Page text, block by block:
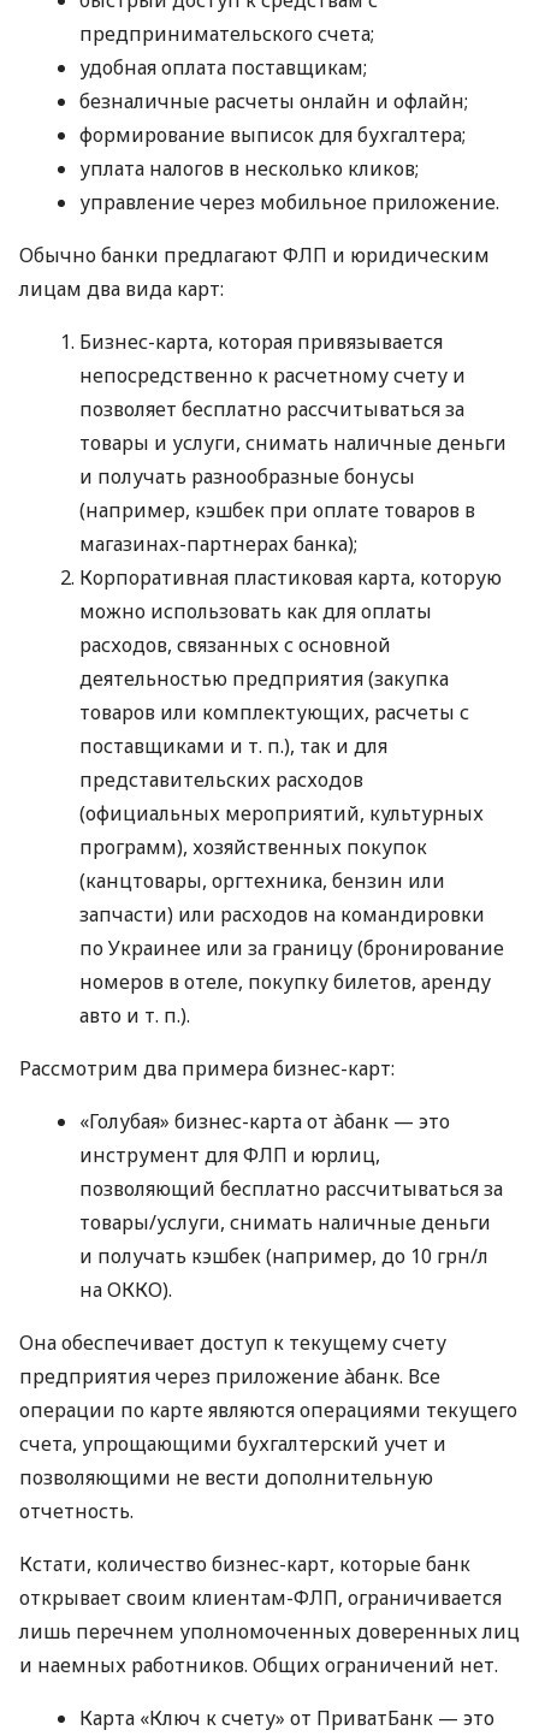
предпринимательского счета;
удобная оплата поставщикам;
безналичные расчеты онлайн и офлайн;
формирование выписок для бухгалтера;
уплата налогов в несколько кликов;
управление через мобильное приложение.
Обычно банки предлагают ФЛП и юридическим
лицам два вида карт:
Бизнес-карта, которая привязывается
непосредственно к расчетному счету и
позволяет бесплатно рассчитываться за
товары и услуги, снимать наличные деньги
и получать разнообразные бонусы
(например, кэшбек при оплате товаров в
магазинах-партнерах банка);
Корпоративная пластиковая карта, которую
можно использовать как для оплаты
расходов, связанных с основной
деятельностью предприятия (закупка
товаров или комплектующих, расчеты с
поставщиками и т. п.), так и для
представительских расходов
(официальных мероприятий, культурных
программ), хозяйственных покупок
(канцтовары, оргтехника, бензин или
запчасти) или расходов на командировки
по Украинее или за границу (бронирование
номеров в отеле, покупку билетов, аренду
авто и т. п.).
Рассмотрим два примера бизнес-карт:
«Голубая» бизнес-карта от àбанк — это
инструмент для ФЛП и юрлиц,
позволяющий бесплатно рассчитываться за
товары/услуги, снимать наличные деньги
и получать кэшбек (например, до 10 грн/л
на ОККО).
Она обеспечивает доступ к текущему счету
предприятия через приложение àбанк. Все
операции по карте являются операциями текущего
счета, упрощающими бухгалтерский учет и
позволяющими не вести дополнительную
отчетность.
Кстати, количество бизнес-карт, которые банк
открывает своим клиентам-ФЛП, ограничивается
лишь перечнем уполномоченных доверенных лиц
и наемных работников. Общих ограничений нет.
Карта «Ключ к счету» от ПриватБанк — это